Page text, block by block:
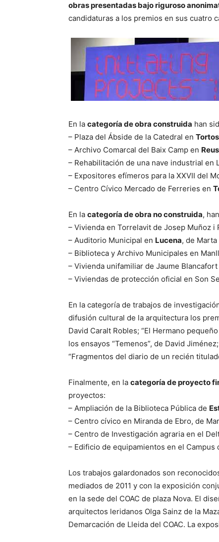
obras presentadas bajo riguroso
candidaturas a los premios en sus cuatro
En la categoría de obra construida han
– Plaza del Ábside de la Catedral en
– Archivo Comarcal del Baix Camp en Reus
– Rehabilitación de una nave industrial en
– Expositores efímeros para la XXVII del
– Centro Cívico Mercado de Ferreries en
En la categoría de obra no construida,
– Vivienda en Torrelavit de Josep Muñoz i
– Auditorio Municipal en Lucena, de
– Biblioteca y Archivo Municipales en
– Vivienda unifamiliar de Jaume Blancafort
– Viviendas de protección oficial en Son
En la categoría de trabajos de
difusión cultural de la arquitectura los
David Caralt Robles; “El Hermano
los ensayos “Temenos”, de David
“Fragmentos del diario de un recién
Finalmente, en la categoría de proyecto
proyectos:
– Ampliación de la Biblioteca Pública de
– Centro cívico en Miranda de Ebro, de
– Centro de Investigación agraria en el
– Edificio de equipamientos en el
Los trabajos galardonados son
mediados de 2011 y con la exposición
en la sede del COAC de plaza Nova. El
arquitectos leridanos Olga Sainz de la
Demarcación de Lleida del COAC. La